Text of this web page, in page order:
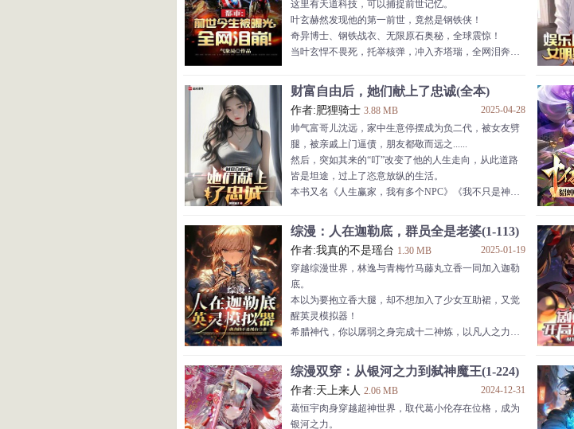
军团践行负创神的意志毁灭无数文明，天才俱乐部的赞
达尔更是发颠要毁灭
这里有天道科技，可以捕捉前世记忆。
叶玄赫然发现他的第一前世，竟然是钢铁侠！
奇异博士、钢铁战衣、无限原石奥秘，全球震惊！
当叶玄悍不畏死，托举核弹，冲入齐塔瑞，全网泪奔！
“叶玄一人，拯救了世界！”
“血肉之躯，比肩神明！”
“无叶玄！无蓝星！”
然而，当叶玄跪坐在星球废墟，伸出右手，强行打动响
指。
以崩碎自身，复原寰宇生命。
全球哀恸，嘶声恸哭！天道垂泪！
叶玄不是蓝星的英雄，而是整个宇宙！
财富自由后，她们献上了忠诚(全本)
作者:肥狸骑士 3.88 MB
2025-04-28
帅气富哥儿沈远，家中生意停摆成为负二代，被女友劈
腿，被亲戚上门逼债，朋友都敬而远之......
然后，突如其来的“叮”改变了他的人生走向，从此道路
皆是坦途，过上了恣意放纵的生活。
本书又名《人生赢家，我有多个NPC》《我不只是神
综漫：人在迦勒底，群员全是老婆(1-113)
作者:我真的不是瑶台 1.30 MB
2025-01-19
穿越综漫世界，林逸与青梅竹马藤丸立香一同加入迦勒
底。
本以为要抱立香大腿，却不想加入了少女互助裙，又觉
醒英灵模拟器！
希腊神代，你以孱弱之身完成十二神炼，以凡人之力击
你是众神眷恋之人，亦是雅典娜追悔莫及，却再也无法
触碰的白月光！
崩坏世界，你是梅比乌斯捡来的“实验品”，容纳万千崩
坏兽基因，决战月球，最终在爱莉希雅怀中闭上双眼....
综漫双穿：从银河之力到弑神魔王(1-224)
作者:天上来人 2.06 MB
2024-12-31
葛恒宇肉身穿越超神世界，取代葛小伦存在位格，成为
银河之力。